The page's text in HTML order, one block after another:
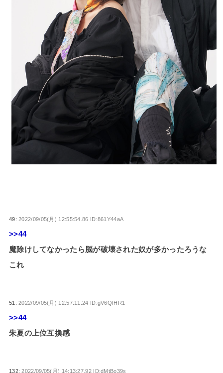
49:2022/09/05(月) 12:55:54.86 ID:861Y44aA
>>44
魔除けしてなかったら脳が破壊された奴が多かったろうな
これ
51:2022/09/05(月) 12:57:11.24 ID:gV6QfHR1
>>44
朱夏の上位互換感
132:2022/09/05(月) 14:13:27.92 ID:dMtBo39s